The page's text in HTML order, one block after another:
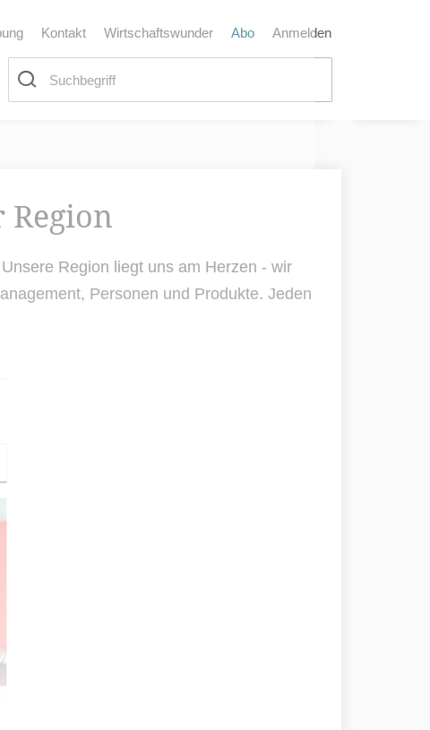
Abo Anmelden
Kontakt Wirtschaftswunder
Region liegt uns am Herzen - wir
Personen und Produkte. Jeden